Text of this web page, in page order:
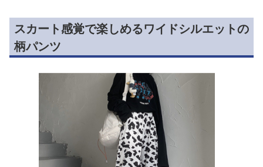
スカート感覚で楽しめるワイドシルエットの
柄パンツ